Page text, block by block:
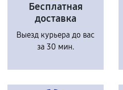
Бесплатная
доставка
Выезд курьера до вас
за 30 мин.